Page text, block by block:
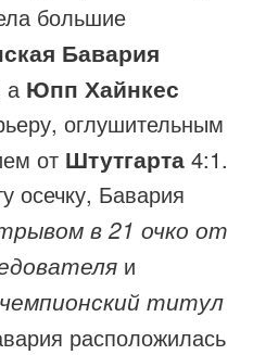
большие
Бавария
а Юпп Хайнкес
оглушительным
от Штутгарта 4:1.
осечку, Бавария
в 21 очко от
и
титул
расположилась